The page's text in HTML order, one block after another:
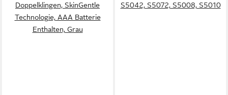
Doppelklingen, SkinGentle
Technologie, AAA Batterie
Enthalten, Grau
S5042, S5072, S5008, S5010